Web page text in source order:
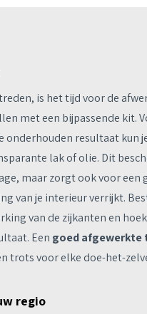
is het tijd voor de
met een bijpassende kit.
onderhouden resultaat kun
lak of olie. Dit
maar zorgt ook voor een
van je interieur verrijkt.
van de zijkanten en
Een goed afgewerkte
trots voor elke doe-het-
regio